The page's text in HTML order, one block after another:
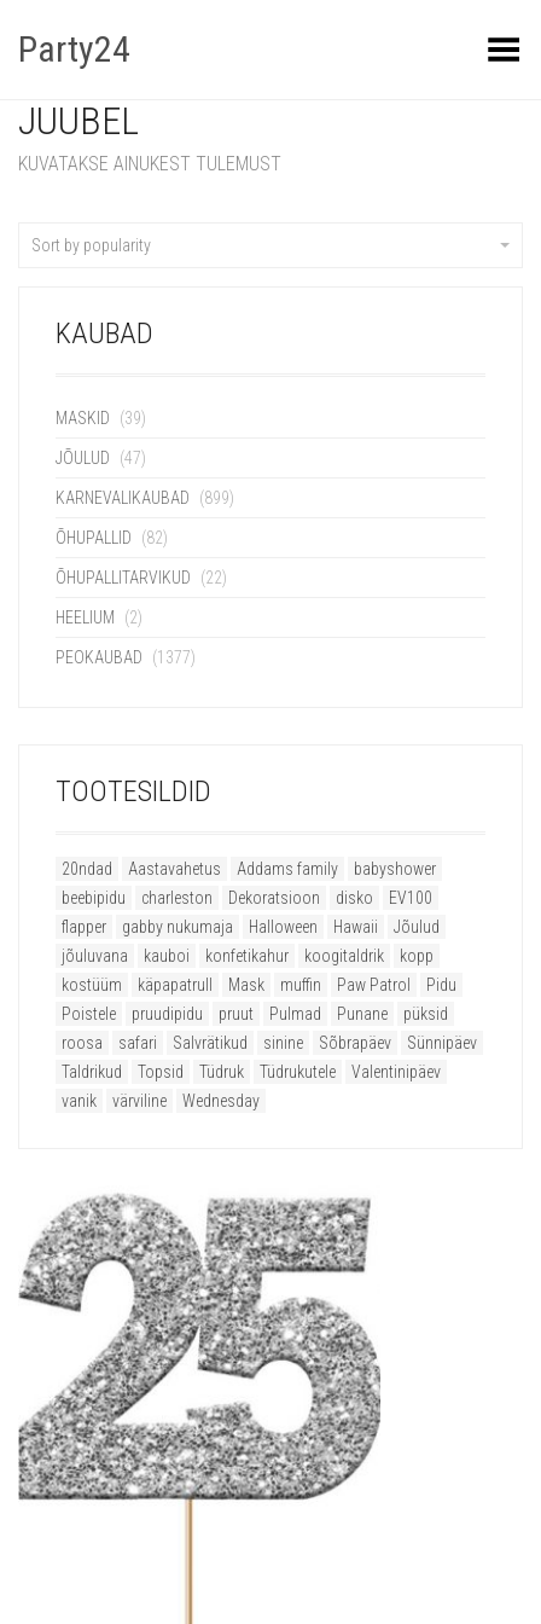
Party24 Kuva menüü
JUUBEL
KUVATAKSE AINUKEST TULEMUST
Sort by popularity
KAUBAD
MASKID (39)
JÕULUD (47)
KARNEVALIKAUBAD (899)
ÕHUPALLID (82)
ÕHUPALLITARVIKUD (22)
HEELIUM (2)
PEOKAUBAD (1377)
TOOTESILDID
20ndad Aastavahetus Addams family
babyshower
beebipidu
charleston Dekoratsioon disko
EV100
flapper
gabby nukumaja Halloween Hawaii
Jõulud
jõuluvana
kauboi konfetikahur koogitaldrik
kopp
kostüüm
käpapatrull Mask muffin Paw Patrol
Pidu
Poistele
pruudipidu pruut Pulmad Punane
püksid
roosa
safari Salvrätikud sinine Sõbrapäev
Sünnipäev
Taldrikud
Topsid Tüdruk Tüdrukutele
Valentinipäev
vanik
värviline Wednesday